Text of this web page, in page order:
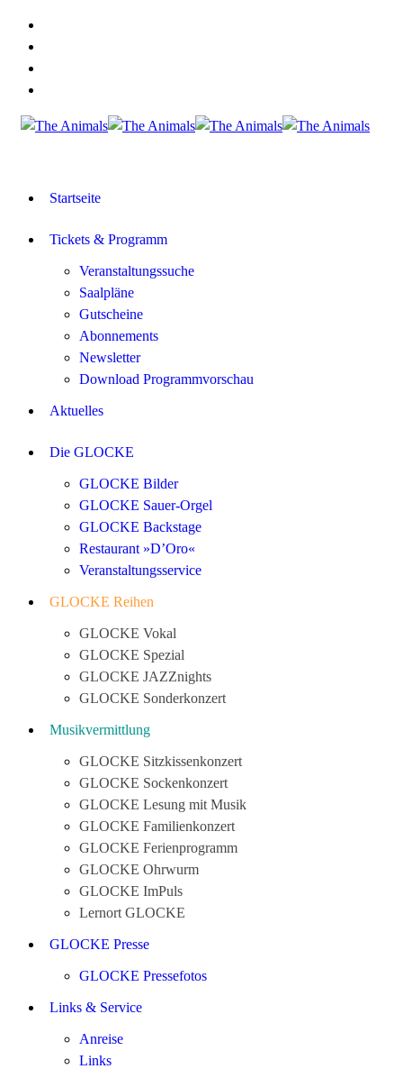
Startseite
Tickets & Programm
Veranstaltungssuche
Saalpläne
Gutscheine
Abonnements
Newsletter
Download Programmvorschau
Aktuelles
Die GLOCKE
GLOCKE Bilder
GLOCKE Sauer-Orgel
GLOCKE Backstage
Restaurant »D’Oro«
Veranstaltungsservice
GLOCKE Reihen
GLOCKE Vokal
GLOCKE Spezial
GLOCKE JAZZnights
GLOCKE Sonderkonzert
Musikvermittlung
GLOCKE Sitzkissenkonzert
GLOCKE Sockenkonzert
GLOCKE Lesung mit Musik
GLOCKE Familienkonzert
GLOCKE Ferienprogramm
GLOCKE Ohrwurm
GLOCKE ImPuls
Lernort GLOCKE
GLOCKE Presse
GLOCKE Pressefotos
Links & Service
Anreise
Links